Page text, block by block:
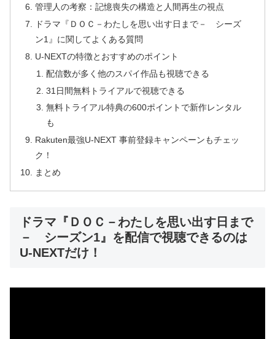
管理人の考察：記憶喪失の構造と人間再生の視点
ドラマ『ＤＯＣ－わたしを思い出す日まで－ シーズ
ン1』に関してよくある質問
U-NEXTの特徴とおすすめのポイント
配信数が多く他のスパイ作品も視聴できる
31日間無料トライアルで視聴できる
無料トライアル特典の600ポイントで新作レンタル
も
Rakuten最強U-NEXT 事前登録キャンペーンもチェッ
ク！
まとめ
ドラマ『ＤＯＣ－わたしを思い出す日まで
－ シーズン1』を配信で視聴できるのは
U-NEXTだけ！